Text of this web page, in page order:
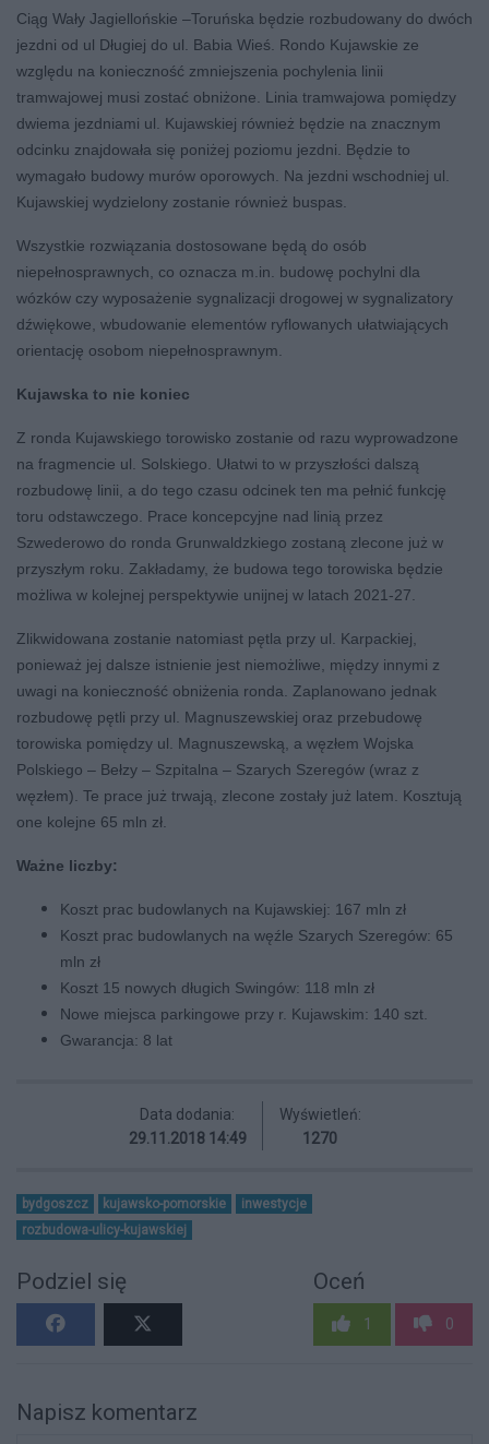
Ciąg Wały Jagiellońskie –Toruńska będzie rozbudowany do dwóch
jezdni od ul Długiej do ul. Babia Wieś. Rondo Kujawskie ze
względu na konieczność zmniejszenia pochylenia linii
tramwajowej musi zostać obniżone. Linia tramwajowa pomiędzy
dwiema jezdniami ul. Kujawskiej również będzie na znacznym
odcinku znajdowała się poniżej poziomu jezdni. Będzie to
wymagało budowy murów oporowych. Na jezdni wschodniej ul.
Kujawskiej wydzielony zostanie również buspas.
Wszystkie rozwiązania dostosowane będą do osób
niepełnosprawnych, co oznacza m.in. budowę pochylni dla
wózków czy wyposażenie sygnalizacji drogowej w sygnalizatory
dźwiękowe, wbudowanie elementów ryflowanych ułatwiających
orientację osobom niepełnosprawnym.
Kujawska to nie koniec
Z ronda Kujawskiego torowisko zostanie od razu wyprowadzone
na fragmencie ul. Solskiego. Ułatwi to w przyszłości dalszą
rozbudowę linii, a do tego czasu odcinek ten ma pełnić funkcję
toru odstawczego. Prace koncepcyjne nad linią przez
Szwederowo do ronda Grunwaldzkiego zostaną zlecone już w
przyszłym roku. Zakładamy, że budowa tego torowiska będzie
możliwa w kolejnej perspektywie unijnej w latach 2021-27.
Zlikwidowana zostanie natomiast pętla przy ul. Karpackiej,
ponieważ jej dalsze istnienie jest niemożliwe, między innymi z
uwagi na konieczność obniżenia ronda. Zaplanowano jednak
rozbudowę pętli przy ul. Magnuszewskiej oraz przebudowę
torowiska pomiędzy ul. Magnuszewską, a węzłem Wojska
Polskiego – Bełzy – Szpitalna – Szarych Szeregów (wraz z
węzłem). Te prace już trwają, zlecone zostały już latem. Kosztują
one kolejne 65 mln zł.
Ważne liczby:
Koszt prac budowlanych na Kujawskiej: 167 mln zł
Koszt prac budowlanych na węźle Szarych Szeregów: 65
mln zł
Koszt 15 nowych długich Swingów: 118 mln zł
Nowe miejsca parkingowe przy r. Kujawskim: 140 szt.
Gwarancja: 8 lat
Data dodania:
29.11.2018 14:49
Wyświetleń:
1270
bydgoszcz kujawsko-pomorskie
inwestycje
rozbudowa-ulicy-kujawskiej
Podziel się Oceń
1 0
Napisz komentarz